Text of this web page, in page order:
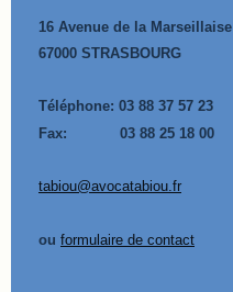
16 Avenue de la Marseillaise
67000 STRASBOURG
Téléphone: 03 88 37 57 23
Fax: 03 88 25 18 00
tabiou@avocatabiou.fr
ou formulaire de contact